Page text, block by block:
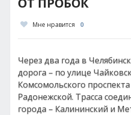
Мне нравится 0
Через два года в
дорога – по улице
Комсомольского
Радонежской. Трасса
города – Калининский и